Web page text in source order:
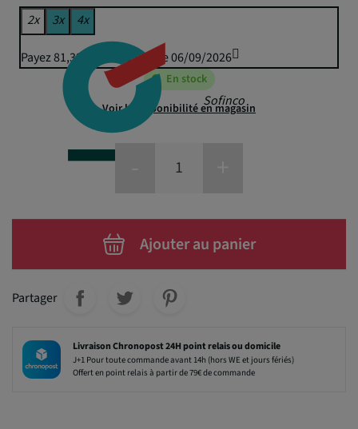
Sofinco
2x 3x 4x
Payez 81,32 € puis 79,95 € le 06/09/2026
En stock
Voir la disponibilité en magasin
Ajouter au panier
Partager
Livraison Chronopost 24H point relais ou domicile
J+1 Pour toute commande avant 14h (hors WE et jours fériés)
Offert en point relais à partir de 79€ de commande